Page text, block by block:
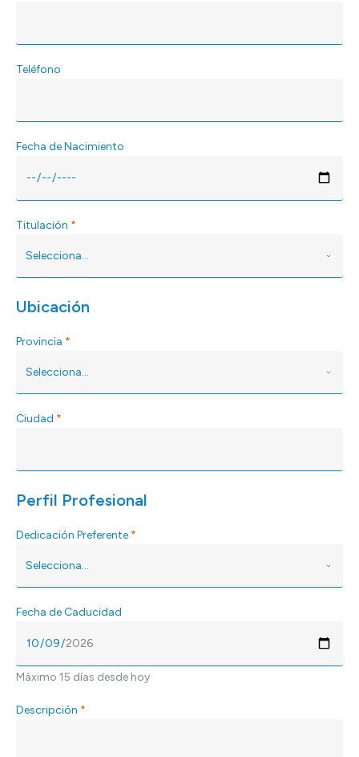
Teléfono
Fecha de Nacimiento
Titulación *
Ubicación
Provincia *
Ciudad *
Perfil Profesional
Dedicación Preferente *
Fecha de Caducidad
Máximo 15 días desde hoy
Descripción *